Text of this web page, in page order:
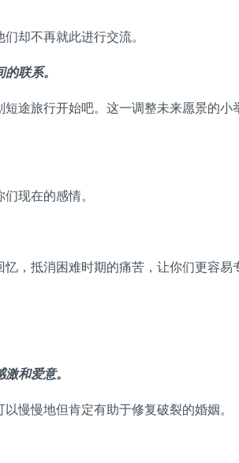
却不再就此进行交流。
联系。
途旅行开始吧。这一调整未来愿景的
现在的感情。
，抵消困难时期的痛苦，让你们更容易
和爱意。
慢慢地但肯定有助于修复破裂的婚姻。